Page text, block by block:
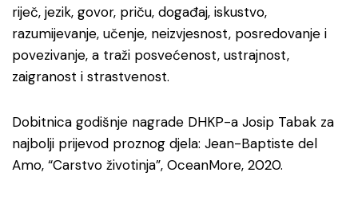
riječ, jezik, govor, priču, događaj, iskustvo,
razumijevanje, učenje, neizvjesnost, posredovanje i
povezivanje, a traži posvećenost, ustrajnost,
zaigranost i strastvenost.
Dobitnica godišnje nagrade DHKP-a Josip Tabak za
najbolji prijevod proznog djela: Jean-Baptiste del
Amo, “Carstvo životinja”, OceanMore, 2020.